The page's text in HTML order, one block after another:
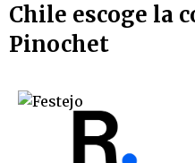
Chile escoge la
Pinochet